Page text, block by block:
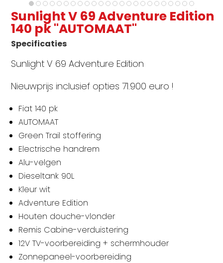
Sunlight V 69 Adventure Edition
140 pk "AUTOMAAT"
Specificaties
Sunlight V 69 Adventure Edition
Nieuwprijs inclusief opties 71.900 euro !
Fiat 140 pk
AUTOMAAT
Green Trail stoffering
Electrische handrem
Alu-velgen
Dieseltank 90L
Kleur wit
Adventure Edition
Houten douche-vlonder
Remis Cabine-verduistering
12V TV-voorbereiding + schermhouder
Zonnepaneel-voorbereiding